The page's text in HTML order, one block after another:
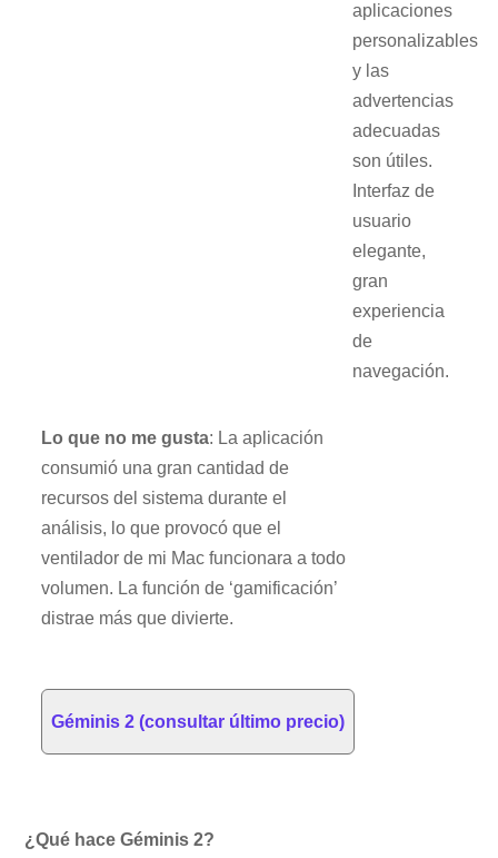
aplicaciones
personalizables
y las
advertencias
adecuadas
son útiles.
Interfaz de
usuario
elegante,
gran
experiencia
de
navegación.
Lo que no me gusta: La aplicación
consumió una gran cantidad de
recursos del sistema durante el
análisis, lo que provocó que el
ventilador de mi Mac funcionara a todo
volumen. La función de ‘gamificación’
distrae más que divierte.
Géminis 2 (consultar último precio)
¿Qué hace Géminis 2?